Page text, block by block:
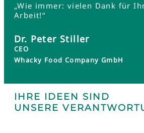
„Wie immer: vielen Dank für
Arbeit!“
Dr. Peter Stiller
CEO
Whacky Food Company GmbH
IHRE IDEEN SIND
UNSERE